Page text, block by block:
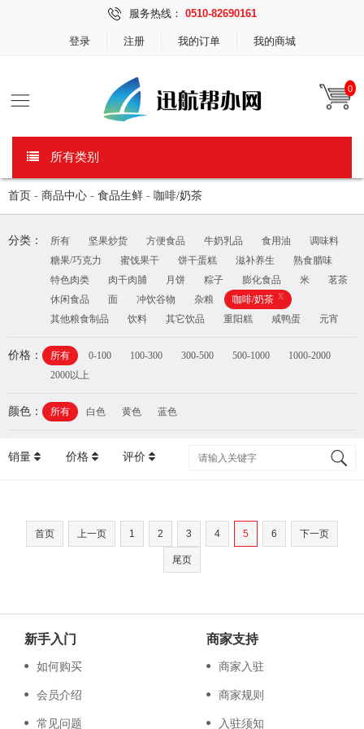
服务热线： 0510-82690161
登录 注册 我的订单 我的商城
0
所有类别
首页 - 商品中心 - 食品生鲜 - 咖啡/奶茶
分类： 所有 坚果炒货 方便食品 牛奶乳品 食用油
调味料
糖果/巧克力
蜜饯果干 饼干蛋糕 滋补养生
熟食腊味
特色肉类
肉干肉脯 月饼 粽子 膨化食品 米
茗茶
休闲食品
面 冲饮谷物 杂粮 咖啡/奶茶 x
其他粮食制品 饮料 其它饮品 重阳糕 咸鸭蛋 元宵
价格： 所有 0-100 100-300 300-500 500-1000
1000-2000
2000以上
颜色： 所有 白色 黄色 蓝色
销量 价格 评价
首页 上一页 1 2 3 4 5 6 下一页
尾页
新手入门
如何购买
会员介绍
常见问题
商家支持
商家入驻
商家规则
入驻须知